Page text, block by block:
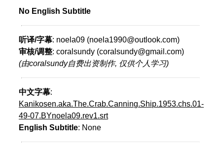
No English Subtitle
听译/字幕: noela09 (noela1990@outlook.com)
审核/调整: coralsundy (coralsundy@gmail.com)
(由coralsundy自费出资制作, 仅供个人学习)
中文字幕:
Kanikosen.aka.The.Crab.Canning.Ship.1953.chs.01-
49-07.BYnoela09.rev1.srt
English Subtitle: None